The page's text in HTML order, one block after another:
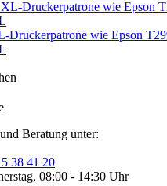
Druckerpatrone wie Epson
Beratung unter:
38 41 20
08:00 - 14:30 Uhr